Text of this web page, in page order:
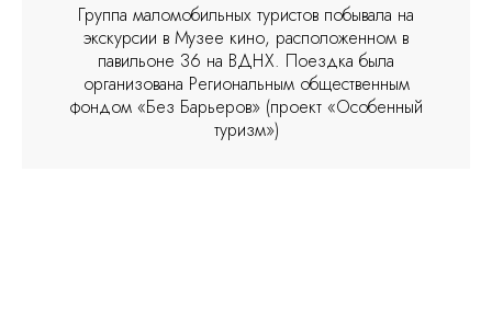
Группа маломобильных туристов побывала на
экскурсии в Музее кино, расположенном в
павильоне 36 на ВДНХ. Поездка была
организована Региональным общественным
фондом «Без Барьеров» (проект «Особенный
туризм»)